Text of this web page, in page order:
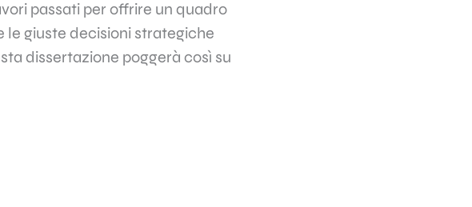
passati per offrire un quadro
giuste decisioni strategiche
dissertazione poggerà così su